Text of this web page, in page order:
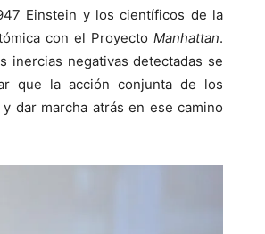
Einstein y los científicos de la
con el Proyecto Manhattan.
inercias negativas detectadas se
que la acción conjunta de los
dar marcha atrás en ese camino